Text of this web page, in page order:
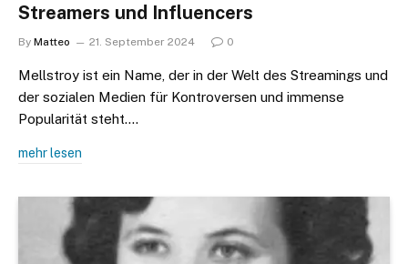
Streamers und Influencers
By Matteo 21. September 2024 0
Mellstroy ist ein Name, der in der Welt des Streamings und
der sozialen Medien für Kontroversen und immense
Popularität steht.…
mehr lesen